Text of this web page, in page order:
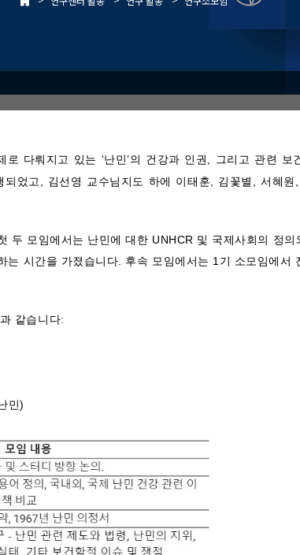
연구소모임
로 다뤄지고 있는 ‘난민’의 건강과 인권 그리고 관련
보
되었고 김선영 교수님 지도 하에 이태훈 김꽃별 ,서혜원
두 모임에서는 난민에 대한 UNHCR 및 국제사회의 정의
는 시간을 가졌습니다 후속 모임에서는 1 기 소모임에서
같습니다:
민)